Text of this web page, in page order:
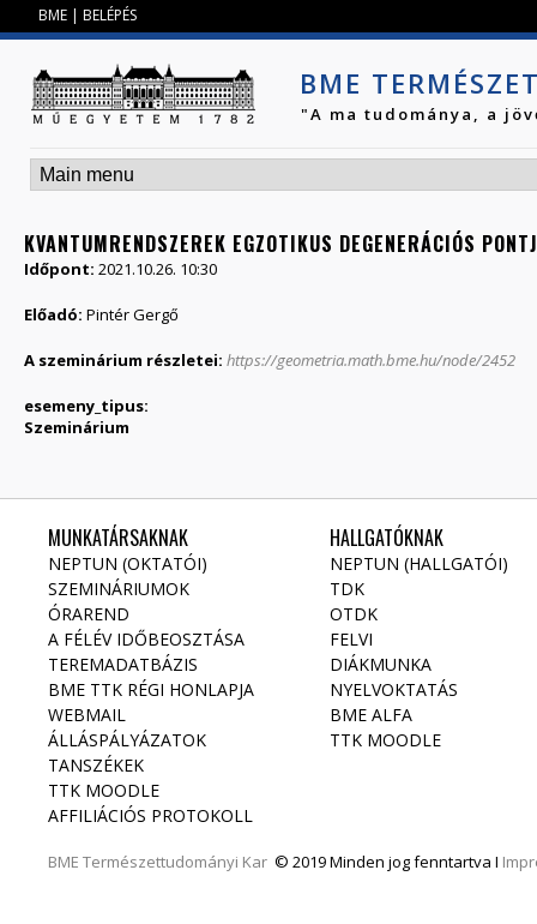
BME | BELÉPÉS
BME
"A ma tudománya, a
KVANTUMRENDSZEREK EGZOTIKUS DEGENERÁCIÓS
Időpont: 2021.10.26. 10:30
Előadó: Pintér Gergő
A szeminárium részletei: https://geometria.math.bme.hu/node/2452
esemeny_tipus:
Szeminárium
MUNKATÁRSAKNAK
NEPTUN (OKTATÓI)
SZEMINÁRIUMOK
ÓRAREND
A FÉLÉV IDŐBEOSZTÁSA
TEREMADATBÁZIS
BME TTK RÉGI HONLAPJA
WEBMAIL
ÁLLÁSPÁLYÁZATOK
TANSZÉKEK
TTK MOODLE
AFFILIÁCIÓS PROTOKOLL
BME Természettudományi Kar © 2019 Minden jog fenntartva I
HALLGATÓKNAK
NEPTUN (HALLGATÓI)
TDK
OTDK
FELVI
DIÁKMUNKA
NYELVOKTATÁS
BME ALFA
TTK MOODLE